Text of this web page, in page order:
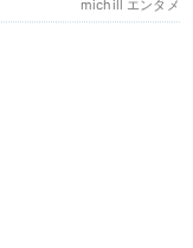
michill エンタメ